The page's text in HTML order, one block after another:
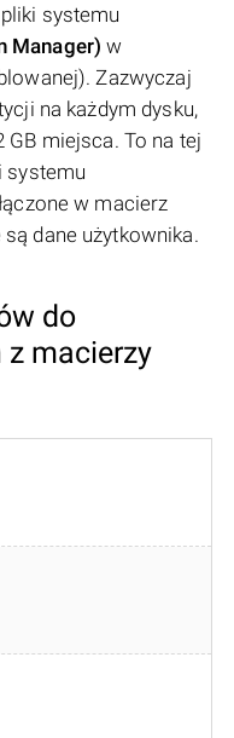
systemu
Manager) w
Zazwyczaj
na każdym dysku,
miejsca. To na tej
systemu
w macierz
dane użytkownika.
do
macierzy